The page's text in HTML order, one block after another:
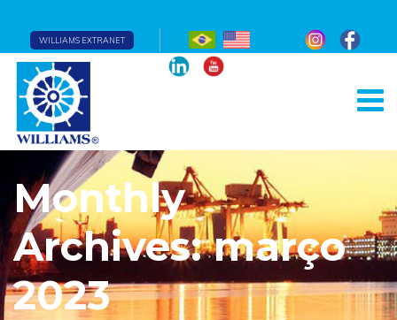
WILLIAMS EXTRANET
Monthly
Archives: março
2023